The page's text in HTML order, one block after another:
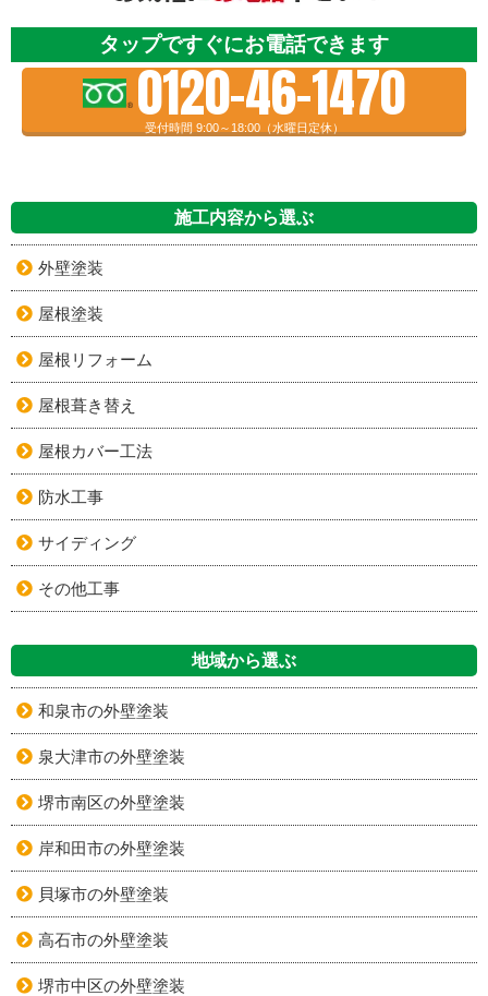
タップですぐにお電話できます
0120-46-1470
受付時間 9:00～18:00（水曜日定休）
施工内容から選ぶ
外壁塗装
屋根塗装
屋根リフォーム
屋根葺き替え
屋根カバー工法
防水工事
サイディング
その他工事
地域から選ぶ
和泉市の外壁塗装
泉大津市の外壁塗装
堺市南区の外壁塗装
岸和田市の外壁塗装
貝塚市の外壁塗装
高石市の外壁塗装
堺市中区の外壁塗装